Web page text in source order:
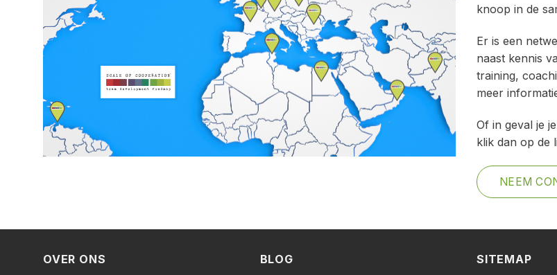
knoop in de
Er is een
naast kennis
training,
meer
Of in geval je
klik dan op de
NEEM
OVER ONS BLOG SITEMAP